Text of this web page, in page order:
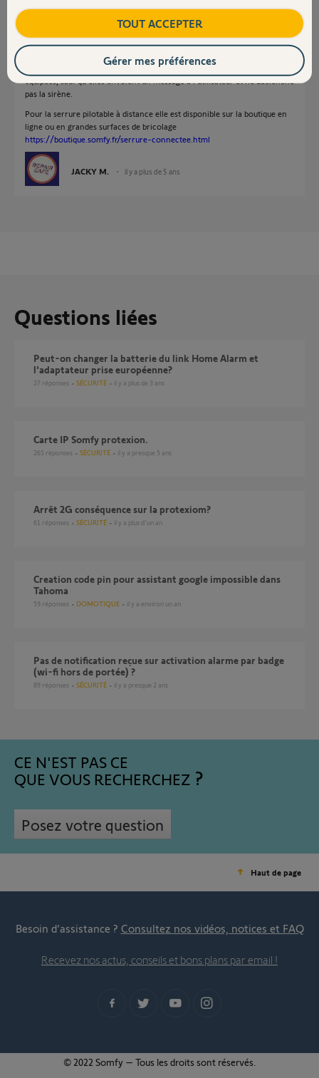
Pour le visiophone connecté la seule réponse sur le forum est dans ce
lien (Projet V-Connect)
https://forum.somfy.fr/questions/2269155-infos-connected-doorphone
Pour le détecteur de brouillage, toutes les alarmes Somfy en sont
équipées, sauf qu'elles envoient un message à l'utilisateur et ne déclenche
pas la sirène.
Pour la serrure pilotable à distance elle est disponible sur la boutique en
ligne ou en grandes surfaces de bricolage
https://boutique.somfy.fr/serrure-connectee.html
JACKY M. il y a plus de 5 ans
Questions liées
peut-on changer la batterie du link Home Alarm et
l'adaptateur prise européenne?
27 réponses SÉCURITÉ il y a plus de 3 ans
Carte IP Somfy protexion.
265 réponses SÉCURITÉ il y a presque 5 ans
arrêt 2G conséquence sur la protexiom?
61 réponses SÉCURITÉ il y a plus d'un an
Creation code pin pour assistant google impossible dans
Tahoma
59 réponses DOMOTIQUE il y a environ un an
Pas de notification reçue sur activation alarme par badge
(wi-fi hors de portée) ?
89 réponses SÉCURITÉ il y a presque 2 ans
CE N'EST PAS CE
QUE VOUS RECHERCHEZ
Posez votre question
Haut de page
Besoin d’assistance ? Consultez nos vidéos, notices et FAQ
Recevez nos actus, conseils et bons plans par email !
© 2022 Somfy – Tous les droits sont réservés.
TOUT ACCEPTER
Gérer mes préférences